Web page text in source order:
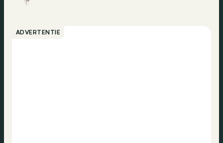
ADVERTENTIE